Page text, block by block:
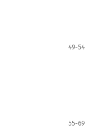
49-54
55-69